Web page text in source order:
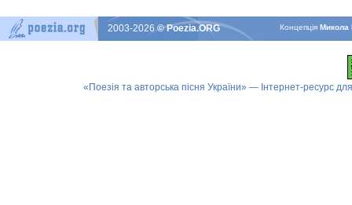
КонцепцiяМикола
2003-2026© Poezia.ORG
«Поезія та авторська пісня України» — Інтернет-ресурс